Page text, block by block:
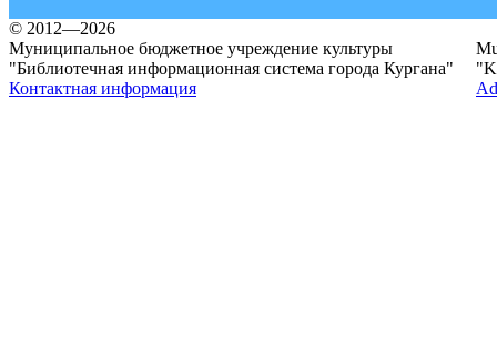
© 2012—2026
Муниципальное бюджетное учреждение культуры
"Библиотечная информационная система города Кургана"
Контактная информация